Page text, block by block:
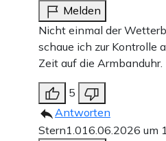
Melden
Nicht einmal der
schaue ich zur Kontrolle
Zeit auf die Armbanduhr.
5
Antworten
Stern1.016.06.2026 um